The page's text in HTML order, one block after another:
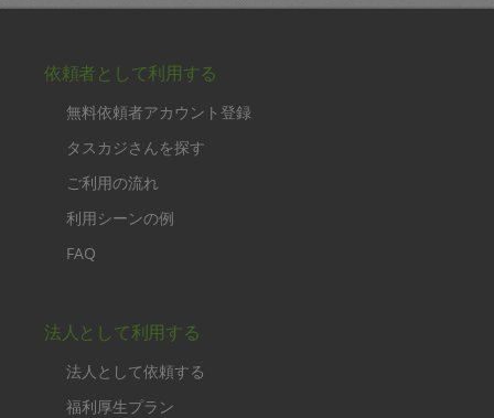
依頼者として利用する
無料依頼者アカウント登録
タスカジさんを探す
ご利用の流れ
利用シーンの例
FAQ
法人として利用する
法人として依頼する
福利厚生プラン